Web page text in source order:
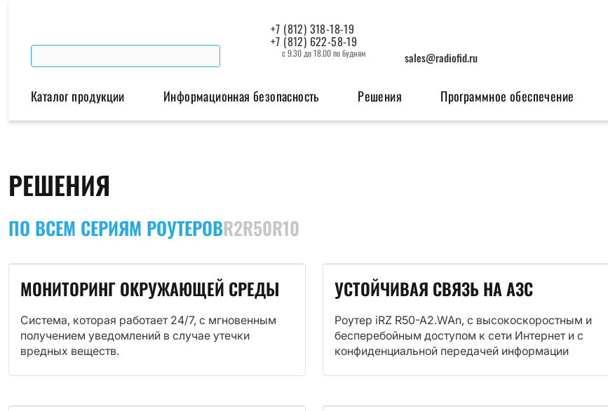
+7 (812) 318-18-19
+7 (812) 622-58-19
с 9.30 до 18.00 по будням sales@radiofid.ru
Каталог продукции
Модемы
Промышленные контроллеры
Информационная безопасность Решения Программное обеспечение
РЕШЕНИЯ
ПО ВСЕМ СЕРИЯМ РОУТЕРОВR2R50R10
МОНИТОРИНГ ОКРУЖАЮЩЕЙ СРЕДЫ
Система, которая работает 24/7, с мгновенным
получением уведомлений в случае утечки
вредных веществ.
УСТОЙЧИВАЯ СВЯЗЬ НА АЗС
Роутер iRZ R50-A2.WAn, с высокоскоростным и
бесперебойным доступом к сети Интернет и с
конфиденциальной передачей информации